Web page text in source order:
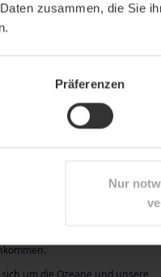
zusammen, die Sie
Präferenzen
Nur
Look verleiht.
Frisur, die Sie den ganzen
leicht im Haar verteilen.
an Plastik aus den
dass Einheimischen in
entfernen. Das lokale Clean Up
um die Ozeane und unsere